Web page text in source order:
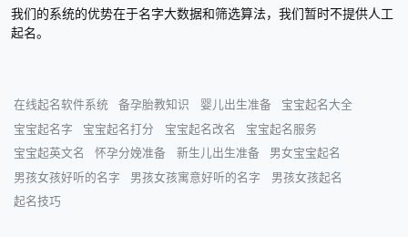
我们的系统的优势在于名字大数据和筛选算法，我们暂时不提供人工
起名。
在线起名软件系统 备孕胎教知识 婴儿出生准备
宝宝起名大全
宝宝起名字
宝宝起名打分 宝宝起名改名
宝宝起名服务
宝宝起英文名
怀孕分娩准备 新生儿出生准备
男女宝宝起名
男孩女孩好听的名字
男孩女孩寓意好听的名字
男孩女孩起名
起名技巧